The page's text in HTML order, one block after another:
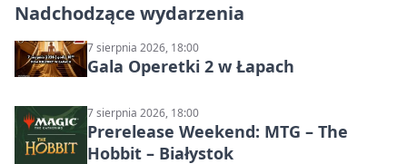
Nadchodzące wydarzenia
7 sierpnia 2026, 18:00
Gala Operetki 2 w Łapach
7 sierpnia 2026, 18:00
Prerelease Weekend: MTG – The
Hobbit – Białystok